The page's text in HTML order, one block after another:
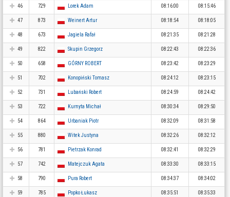
46 729 Lorek Adam 08:16:00 08:15:46
47 873 Weinert Artur 08:18:54 08:18:05
48 673 Jagiela Rafał 08:21:35 08:21:28
49 822 Skupin Grzegorz 08:22:43 08:22:36
50 658 GÓRNY ROBERT 08:23:42 08:23:29
51 702 Konopiński Tomasz 08:24:12 08:23:15
52 731 Lubański Robert 08:24:59 08:24:42
53 722 Kurnyta Michał 08:30:34 08:29:50
54 864 Urbaniak Piotr 08:32:09 08:31:58
55 880 Witek Justyna 08:32:26 08:32:12
56 781 Pietrzak Konrad 08:32:41 08:32:29
57 742 Matejczuk Agata 08:33:30 08:33:15
58 790 Pura Robert 08:34:37 08:34:02
59 785 Popko Łukasz 08:35:51 08:35:33